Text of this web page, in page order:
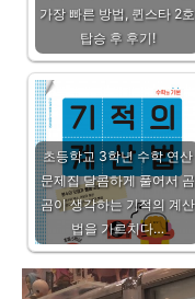
가장 빠른 방법, 퀸스타 2호
탑승 후 후기!
초등학교 3학년 수학 연산
문제집 달콤하게 풀어서 곰
곰이 생각하는 기적의 계산
법을 가르치다…